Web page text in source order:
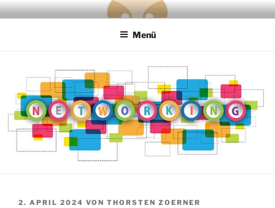
Zum
InhaltOPENEMS
the 100 % Energy Revolution needs a free and open source Energy
Menü
VERÖFFENTLICHT
2. APRIL 2024 VON THORSTEN ZOERNER